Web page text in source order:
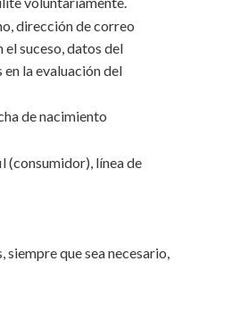
dirección de correo
suceso, datos del
la evaluación del
de nacimiento
línea de
siempre que sea necesario,